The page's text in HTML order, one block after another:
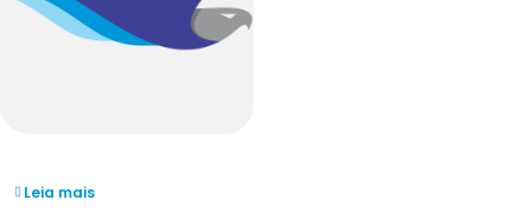
Leia mais